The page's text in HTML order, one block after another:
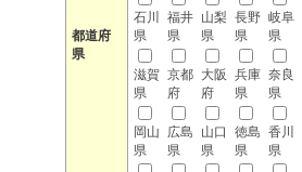
都道府
県
石川
県
福井
県
山梨
県
長野
県
岐阜
県
滋賀
県
京都
府
大阪
府
兵庫
県
奈良
県
岡山
県
広島
県
山口
県
徳島
県
香川
県